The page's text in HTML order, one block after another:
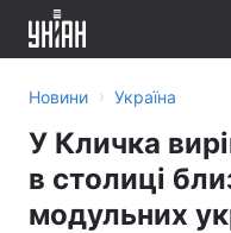
Новини › Україна
У Кличка
в столиці
модульних